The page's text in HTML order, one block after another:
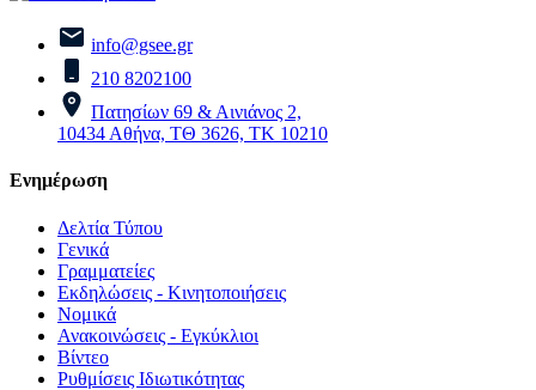
info@gsee.gr
210 8202100
Πατησίων 69 & Αινιάνος 2,
10434 Αθήνα, ΤΘ 3626, ΤΚ 10210
Ενημέρωση
Δελτία Τύπου
Γενικά
Γραμματείες
Εκδηλώσεις - Κινητοποιήσεις
Νομικά
Ανακοινώσεις - Εγκύκλιοι
Βίντεο
Ρυθμίσεις Ιδιωτικότητας